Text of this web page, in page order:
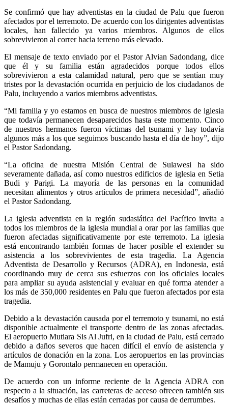
Se confirmó que hay adventistas en la ciudad de Palu que fueron
afectados por el terremoto. De acuerdo con los dirigentes adventistas
locales, han fallecido ya varios miembros. Algunos de ellos
sobrevivieron al correr hacia terreno más elevado.
El mensaje de texto enviado por el Pastor Alvian Sadondang, dice
que él y su familia están agradecidos porque todos ellos
sobrevivieron a esta calamidad natural, pero que se sentían muy
tristes por la devastación ocurrida en perjuicio de los ciudadanos de
Palu, incluyendo a varios miembros adventistas.
“Mi familia y yo estamos en busca de nuestros miembros de iglesia
que todavía permanecen desaparecidos hasta este momento. Cinco
de nuestros hermanos fueron víctimas del tsunami y hay todavía
algunos más a los que seguimos buscando hasta el día de hoy”, dijo
el Pastor Sadondang.
“La oficina de nuestra Misión Central de Sulawesi ha sido
severamente dañada, así como nuestros edificios de iglesia en Setia
Budi y Parigi. La mayoría de las personas en la comunidad
necesitan alimentos y otros artículos de primera necesidad”, añadió
el Pastor Sadondang.
La iglesia adventista en la región sudasiática del Pacífico invita a
todos los miembros de la iglesia mundial a orar por las familias que
fueron afectadas significativamente por este terremoto. La iglesia
está encontrando también formas de hacer posible el extender su
asistencia a los sobrevivientes de esta tragedia. La Agencia
Adventista de Desarrollo y Recursos (ADRA), en Indonesia, está
coordinando muy de cerca sus esfuerzos con los oficiales locales
para ampliar su ayuda asistencial y evaluar en qué forma atender a
los más de 350,000 residentes en Palu que fueron afectados por esta
tragedia.
Debido a la devastación causada por el terremoto y tsunami, no está
disponible actualmente el transporte dentro de las zonas afectadas.
El aeropuerto Mutiara Sis Al Jufri, en la ciudad de Palu, está cerrado
debido a daños severos que hacen difícil el envío de asistencia y
artículos de donación en la zona. Los aeropuertos en las provincias
de Mamuju y Gorontalo permanecen en operación.
De acuerdo con un informe reciente de la Agencia ADRA con
respecto a la situación, las carreteras de acceso ofrecen también sus
desafíos y muchas de ellas están cerradas por causa de derrumbes.